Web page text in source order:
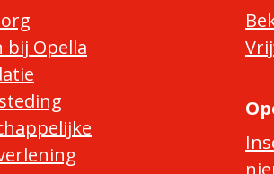
bij Opella